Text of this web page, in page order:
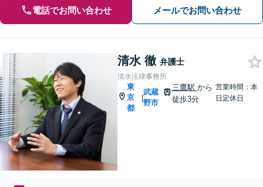
電話でお問い合わせ メールでお問い合わせ
清水 徹 弁護士
清水法律事務所
東
京
都
|
武蔵
野市
三鷹駅 から
徒歩3分
営業時間：本
日定休日